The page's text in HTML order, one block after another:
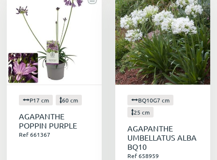
P17 cm 60 cm
AGAPANTHE
POPPIN PURPLE
Ref 661367
BQ10G7 cm
25 cm
AGAPANTHE
UMBELLATUS ALBA
BQ10
Ref 658959